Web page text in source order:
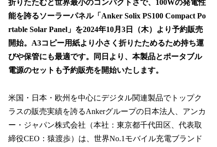
数
を
読
み
込
み
中
す
折りたたむと世界最小のコンパクトさで、100Wの発電性
能を誇るソーラーパネル「Anker Solix PS100 Compact Po
rtable Solar Panel」を2024年10月3日（木）より予約販売
開始。A3コピー用紙より小さく折りたためるため持ち運
びや保管にも最適です。同日より、本製品とポータブル
電源のセットも予約販売を開始いたします。
米国・日本・欧州を中心にデジタル関連製品でトップク
ラスの販売実績を誇るAnkerグループの日本法人、アンカ
ー・ジャパン株式会社（本社：東京都千代田区、代表取
締役CEO：猿渡歩）は、世界No.1モバイル充電ブランド